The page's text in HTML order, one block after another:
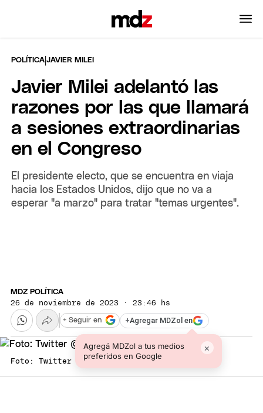
POLÍTICA |JAVIER MILEI
Javier Milei adelantó las
razones por las que llamará
a sesiones extraordinarias
en el Congreso
El presidente electo, que se encuentra en viaja
hacia los Estados Unidos, dijo que no va a
esperar "a marzo" para tratar "temas urgentes".
MDZ POLÍTICA
26 de noviembre de 2023 · 23:46 hs
+Agregar MDZol en
Agregá MDZol a tus medios
preferidos en Google
×
+ Seguir en
Foto: Twitter @DiputadosAR